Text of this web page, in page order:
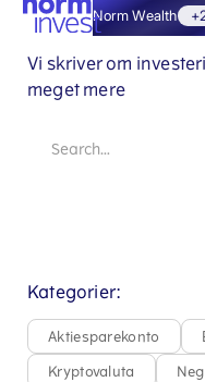
Norm Wealth
Norm
Vi skriver om
meget mere
Kategorier:
Aktiesparekonto
Kryptovaluta